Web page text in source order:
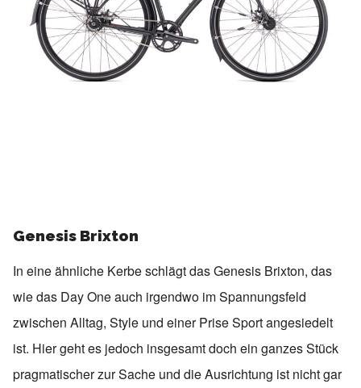
Genesis Brixton
In eine ähnliche Kerbe schlägt das Genesis Brixton, das
wie das Day One auch irgendwo im Spannungsfeld
zwischen Alltag, Style und einer Prise Sport angesiedelt
ist. Hier geht es jedoch insgesamt doch ein ganzes Stück
pragmatischer zur Sache und die Ausrichtung ist nicht gar